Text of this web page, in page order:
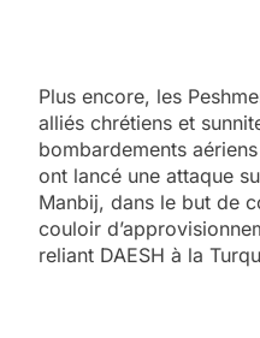
Plus encore, les
alliés chrétiens et
bombardements
ont lancé une attaque
Manbij, dans le but de
couloir
reliant DAESH à la